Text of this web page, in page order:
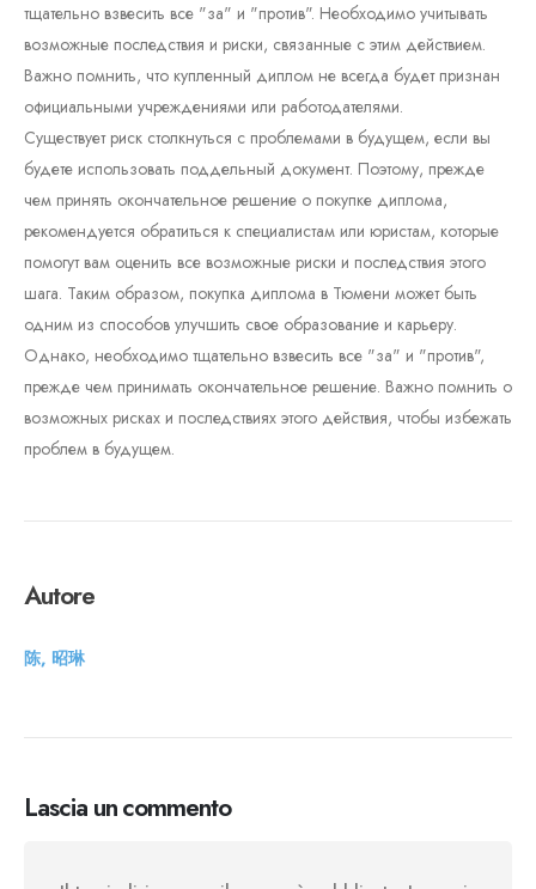
тщательно взвесить все "за" и "против". Необходимо учитывать
возможные последствия и риски, связанные с этим действием.
Важно помнить, что купленный диплом не всегда будет признан
официальными учреждениями или работодателями.
Существует риск столкнуться с проблемами в будущем, если вы
будете использовать поддельный документ. Поэтому, прежде
чем принять окончательное решение о покупке диплома,
рекомендуется обратиться к специалистам или юристам, которые
помогут вам оценить все возможные риски и последствия этого
шага. Таким образом, покупка диплома в Тюмени может быть
одним из способов улучшить свое образование и карьеру.
Однако, необходимо тщательно взвесить все "за" и "против",
прежде чем принимать окончательное решение. Важно помнить о
возможных рисках и последствиях этого действия, чтобы избежать
проблем в будущем.
Autore
陈, 昭琳
Lascia un commento